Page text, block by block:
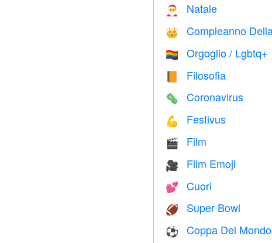
🎅 Natale
👑 Compleanno
🏳️‍🌈 Orgoglio / Lgbtq+
Filosofia
🦠 Coronavirus
💪 Festivus
🎬 Film
🎥 Film Emoji
💕 Cuori
🏈 Super Bowl
⚽ Coppa Del Mondo